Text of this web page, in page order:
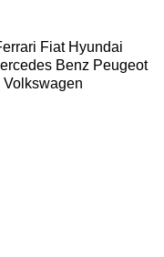
Fiat Hyundai
Benz Peugeot
Volkswagen